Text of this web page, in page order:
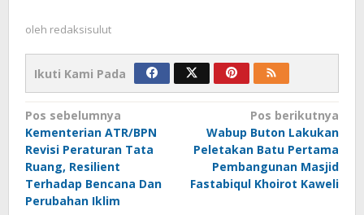
oleh redaksisulut
Ikuti Kami Pada
Navigasi
pos
Pos sebelumnya
Kementerian ATR/BPN
Revisi Peraturan Tata
Ruang, Resilient
Terhadap Bencana Dan
Perubahan Iklim
Pos berikutnya
Wabup Buton Lakukan
Peletakan Batu Pertama
Pembangunan Masjid
Fastabiqul Khoirot Kaweli